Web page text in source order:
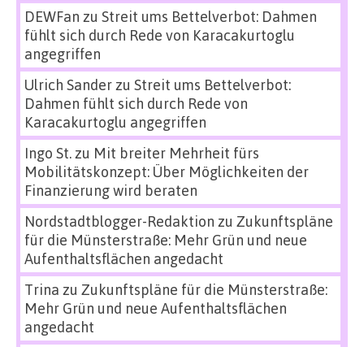
DEWFan zu Streit ums Bettelverbot: Dahmen
fühlt sich durch Rede von Karacakurtoglu
angegriffen
Ulrich Sanderzu Streit ums Bettelverbot:
Dahmen fühlt sich durch Rede von
Karacakurtoglu angegriffen
Ingo St.zu Mit breiter Mehrheit fürs
Mobilitätskonzept: Über Möglichkeiten der
Finanzierung wird beraten
Nordstadtblogger-Redaktion zu Zukunftspläne
für die Münsterstraße: Mehr Grün und neue
Aufenthaltsflächen angedacht
Trina zu Zukunftspläne für die Münsterstraße:
Mehr Grün und neue Aufenthaltsflächen
angedacht